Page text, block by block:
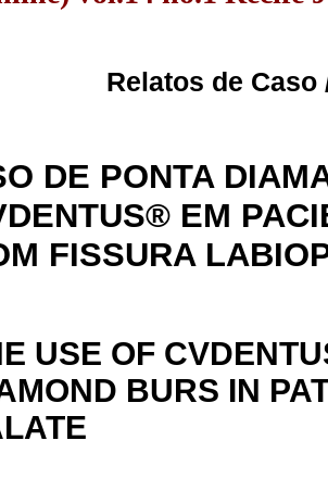
Relatos de Caso
DE PONTA
EM
FISSURA
USE OF
BURS IN